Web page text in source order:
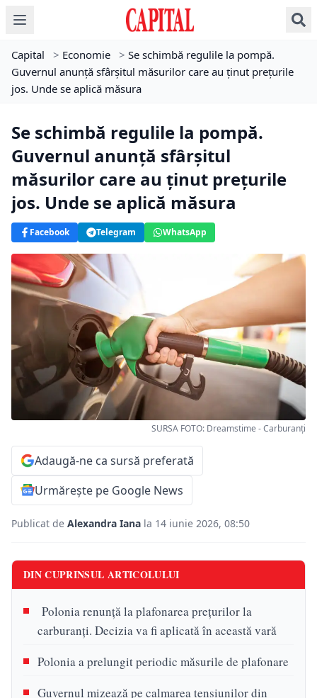
Capital > Economie > Se schimbă regulile la pompă.
Guvernul anunță sfârșitul măsurilor care au ținut prețurile
jos. Unde se aplică măsura
Se schimbă regulile la pompă.
Guvernul anunță sfârșitul
măsurilor care au ținut prețurile
jos. Unde se aplică măsura
Facebook Telegram WhatsApp
SURSA FOTO: Dreamstime - Carburanți
Adaugă-ne ca sursă preferată
Urmărește pe Google News
Publicat de Alexandra Iana la 14 iunie 2026, 08:50
DIN CUPRINSUL ARTICOLULUI
Polonia renunță la plafonarea prețurilor la
carburanți. Decizia va fi aplicată în această vară
Polonia a prelungit periodic măsurile de plafonare
Guvernul mizează pe calmarea tensiunilor din